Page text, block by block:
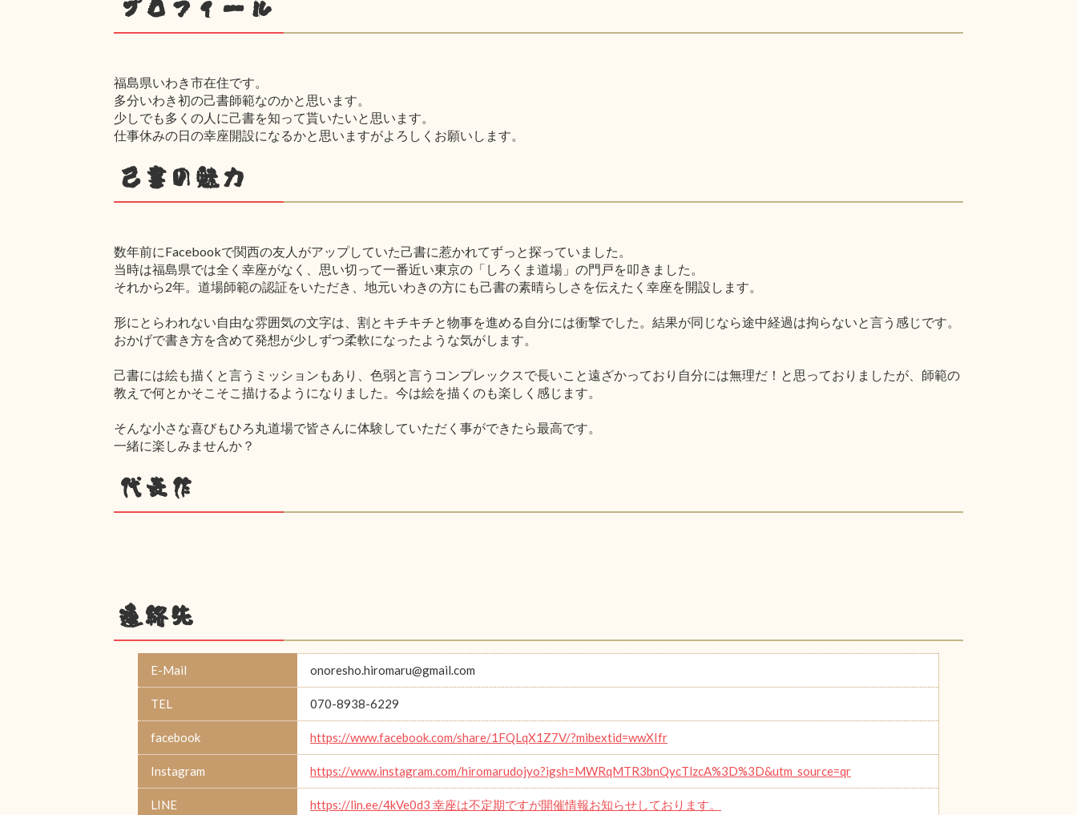
プロフィール
福島県いわき市在住です。
多分いわき初の己書師範なのかと思います。
少しでも多くの人に己書を知って貰いたいと思います。
仕事休みの日の幸座開設になるかと思いますがよろしくお願いします。
己書の魅力
数年前にFacebookで関西の友人がアップしていた己書に惹かれてずっと探っていました。
当時は福島県では全く幸座がなく、思い切って一番近い東京の「しろくま道場」の門戸を叩きました。
それから2年。道場師範の認証をいただき、地元いわきの方にも己書の素晴らしさを伝えたく幸座を開設します。
形にとらわれない自由な雰囲気の文字は、割とキチキチと物事を進める自分には衝撃でした。結果が同じなら途中経過は拘らないと言う感じです。
おかげで書き方を含めて発想が少しずつ柔軟になったような気がします。
己書には絵も描くと言うミッションもあり、色弱と言うコンプレックスで長いこと遠ざかっており自分には無理だ！と思っておりましたが、師範の
教えで何とかそこそこ描けるようになりました。今は絵を描くのも楽しく感じます。
そんな小さな喜びもひろ丸道場で皆さんに体験していただく事ができたら最高です。
一緒に楽しみませんか？
代表作
連絡先
E-Mail onoresho.hiromaru@gmail.com
TEL 070-8938-6229
facebook https://www.facebook.com/share/1FQLqX1Z7V/?mibextid=wwXIfr
Instagram https://www.instagram.com/hiromarudojyo?igsh=MWRqMTR3bnQycTlzcA%3D%3D&utm_source=qr
LINE https://lin.ee/4kVe0d3 幸座は不定期ですが開催情報お知らせしております。